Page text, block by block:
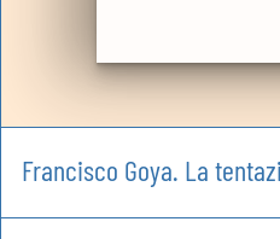
Francisco Goya. La